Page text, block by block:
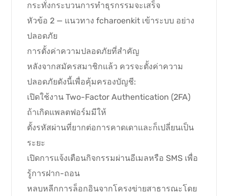
กระทั่งกระบวนการทำธุรกรรมจะเสร็จ
หัวข้อ 2 — แนวทาง fcharoenkit เข้าระบบ อย่าง
ปลอดภัย
การตั้งค่าความปลอดภัยที่สำคัญ
หลังจากสมัครสมาชิกแล้ว ควรจะตั้งค่าความ
ปลอดภัยดังนี้เพื่อคุ้มครองบัญชี:
เปิดใช้งาน Two-Factor Authentication (2FA)
ถ้าเกิดแพลตฟอร์มมีให้
ตั้งรหัสผ่านที่ยากต่อการคาดเดาและก็เปลี่ยนเป็น
ระยะ
เปิดการแจ้งเตือนกิจกรรมผ่านอีเมลหรือ SMS เพื่อ
รู้การฝาก-ถอน
หลบหลีกการล็อกอินจากโครงข่ายสาธารณะโดย